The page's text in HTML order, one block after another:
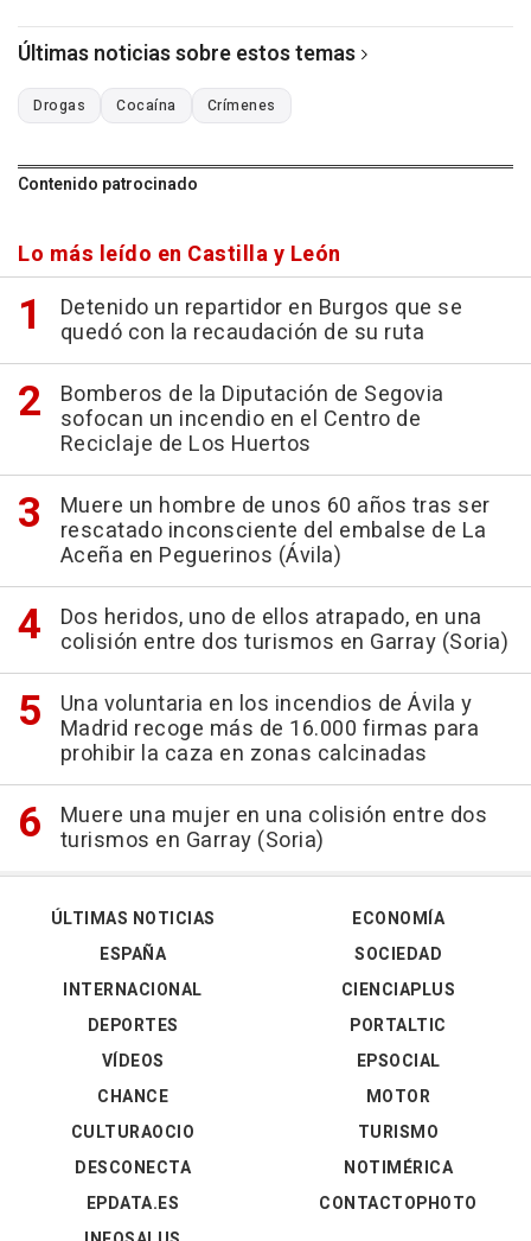
Últimas noticias sobre estos temas
Drogas Cocaína Crímenes
Contenido patrocinado
Lo más leído en Castilla y León
Detenido un repartidor en Burgos que se
quedó con la recaudación de su ruta
Bomberos de la Diputación de Segovia
sofocan un incendio en el Centro de
Reciclaje de Los Huertos
Muere un hombre de unos 60 años tras ser
rescatado inconsciente del embalse de La
Aceña en Peguerinos (Ávila)
Dos heridos, uno de ellos atrapado, en una
colisión entre dos turismos en Garray (Soria)
Una voluntaria en los incendios de Ávila y
Madrid recoge más de 16.000 firmas para
prohibir la caza en zonas calcinadas
Muere una mujer en una colisión entre dos
turismos en Garray (Soria)
ÚLTIMAS NOTICIAS
ESPAÑA
INTERNACIONAL
DEPORTES
VÍDEOS
ECONOMÍA
SOCIEDAD
CIENCIAPLUS
PORTALTIC
EPSOCIAL
CHANCE
CULTURAOCIO
DESCONECTA
EPDATA.ES
MOTOR
TURISMO
NOTIMÉRICA
CONTACTOPHOTO